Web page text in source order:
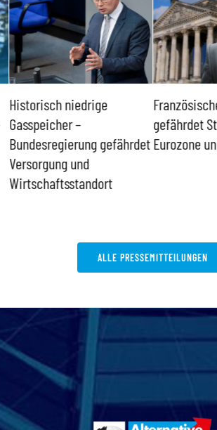
Historisch niedrige
Gasspeicher –
Bundesregierung gefährdet
Versorgung und
Wirtschaftsstandort
gefährdet
Eurozone
ALLE PRESSEMITTEILUNGEN